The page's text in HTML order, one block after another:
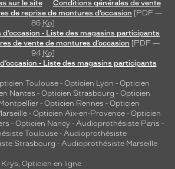
sur le site
Conditions générales de vente
de reprise de montures d’occasion [PDF —
86 Ko]
- Liste des magasins participants
de vente de montures d’occasion [PDF —
94 Ko]
- Liste des magasins participants
Toulouse- Opticien Lyon - Opticien
Nantes - Opticien Strasbourg - Opticien
- Opticien Rennes - Opticien
- Opticien Aix-en-Provence - Opticien
- Opticien Nancy - Audioprothésiste Paris -
Toulouse- Audioprothésiste
Strasbourg - Audioprothésiste Marseille
Krys, Opticien en ligne :